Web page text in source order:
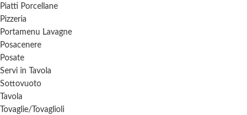
Piatti Porcellane
Pizzeria
Portamenu Lavagne
Posacenere
Posate
Servi in Tavola
Sottovuoto
Tavola
Tovaglie/Tovaglioli